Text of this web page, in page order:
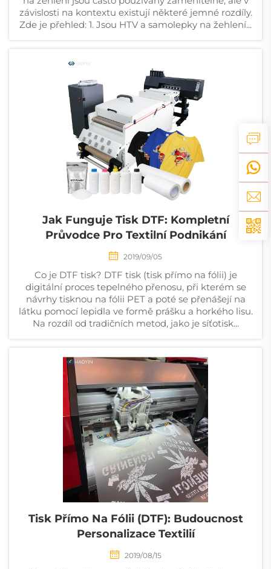
závislosti na kontextu existují některé jemné rozdíly.
Zde je přehled: 1. Jsou HTV a samolepky na žehlení...
Jak Funguje Tisk DTF: Kompletní
Průvodce Pro Textilní Podnikání
2019/09/05
Co je DTF tisk? DTF tisk (tisk přímo na fólii) je
digitální proces tepelného přenosu, při kterém se
návrhy tisknou na fólii PET a poté se přenášejí na
látku pomocí lepidla ve formě prášku a horkého lisu.
Na rozdíl od tradičních metod, jako je síťotisk...
Tisk Přímo Na Fólii (DTF): Budoucnost
Personalizace Textilií
2019/08/15